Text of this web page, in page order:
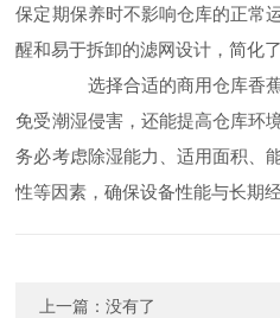
保定期保养时不影响仓库的正常运
醒和易于拆卸的滤网设计，简化了
选择合适的商用仓库香蕉
免受潮湿侵害，还能提高仓库环境
务必考虑除湿能力、适用面积
性等因素，确保设备性能与长期经济
上一篇：没有了